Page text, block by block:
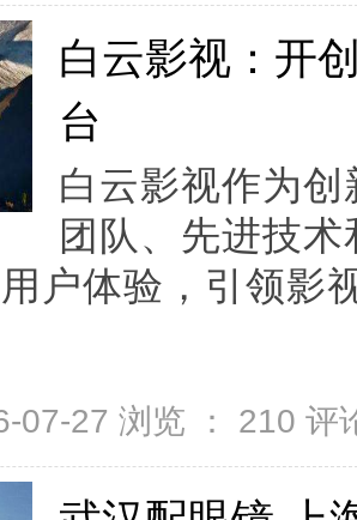
白云影视：开
台
白云影视作为
团队、先进技
户体验，引领影
07-27 浏览 ： 210 评